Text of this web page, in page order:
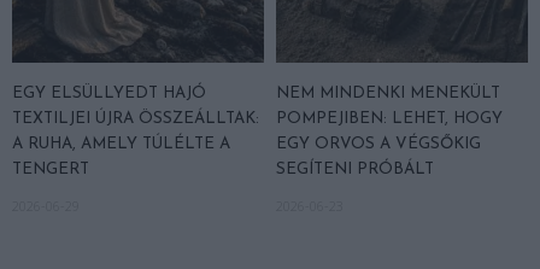
EGY ELSÜLLYEDT HAJÓ
TEXTILJEI ÚJRA ÖSSZEÁLLTAK:
A RUHA, AMELY TÚLÉLTE A
TENGERT
NEM MINDENKI MENEKÜLT
POMPEJIBEN: LEHET, HOGY
EGY ORVOS A VÉGSŐKIG
SEGÍTENI PRÓBÁLT